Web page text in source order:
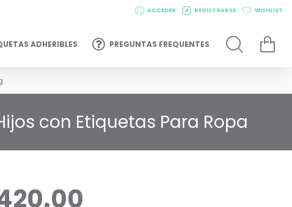
ACCEDER REGISTRARSE WISHLIST
ADHERIBLES PREGUNTAS FREQUENTES
con Etiquetas Para Ropa